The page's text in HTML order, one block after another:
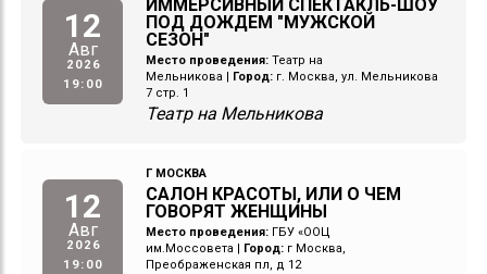
12
Авг
2026
19:00
ИММЕРСИВНЫЙ СПЕКТАКЛЬ-ШОУ
ПОД ДОЖДЕМ "МУЖСКОЙ
СЕЗОН"
Место проведения: Театр на
Мельникова
Город: г. Москва, ул. Мельникова
7 стр. 1
Театр на Мельникова
12
Авг
2026
19:00
Г МОСКВА
САЛОН КРАСОТЫ, ИЛИ О ЧЕМ
ГОВОРЯТ ЖЕНЩИНЫ
Место проведения: ГБУ «ООЦ
им.Моссовета
Город: г Москва,
Преображенская пл, д 12